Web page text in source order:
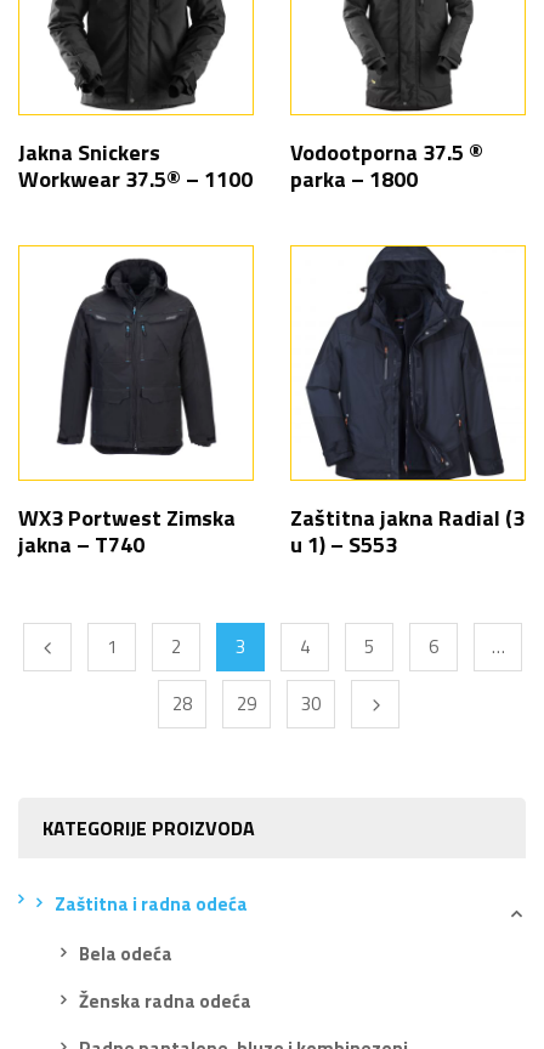
KATEGORIJE PROIZVODA
Zaštitna i radna odeća
Bela odeća
Ženska radna odeća
Jakna Snickers
Workwear 37.5® – 1100
Vodootporna 37.5 ®
parka – 1800
WX3 Portwest Zimska
jakna – T740
Zaštitna jakna Radial (3
u 1) – S553
1 2 3 4 5 6 …
28 29 30